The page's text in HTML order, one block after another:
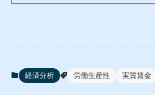
経済分析 労働生産性 実質賃金